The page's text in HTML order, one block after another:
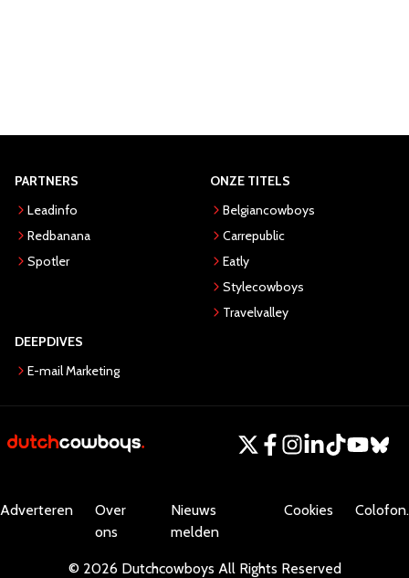
PARTNERS
Leadinfo
Redbanana
Spotler
ONZE TITELS
Belgiancowboys
Carrepublic
Eatly
Stylecowboys
Travelvalley
DEEPDIVES
E-mail Marketing
Adverteren
Over
ons
Nieuws
melden
Cookies Colofon.
© 2026 Dutchcowboys All Rights Reserved